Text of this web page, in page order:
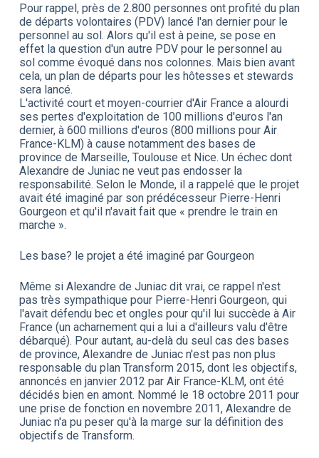
Pour rappel, près de 2.800 personnes ont profité du plan
de départs volontaires (PDV) lancé l'an dernier pour le
personnel au sol. Alors qu'il est à peine, se pose en
effet la question d'un autre PDV pour le personnel au
sol comme évoqué dans nos colonnes. Mais bien avant
cela, un plan de départs pour les hôtesses et stewards
sera lancé.
L'activité court et moyen-courrier d'Air France a alourdi
ses pertes d'exploitation de 100 millions d'euros l'an
dernier, à 600 millions d'euros (800 millions pour Air
France-KLM) à cause notamment des bases de
province de Marseille, Toulouse et Nice. Un échec dont
Alexandre de Juniac ne veut pas endosser la
responsabilité. Selon le Monde, il a rappelé que le projet
avait été imaginé par son prédécesseur Pierre-Henri
Gourgeon et qu'il n'avait fait que « prendre le train en
marche ».
Les base? le projet a été imaginé par Gourgeon
Même si Alexandre de Juniac dit vrai, ce rappel n'est
pas très sympathique pour Pierre-Henri Gourgeon, qui
l'avait défendu bec et ongles pour qu'il lui succède à Air
France (un acharnement qui a lui a d'ailleurs valu d'être
débarqué). Pour autant, au-delà du seul cas des bases
de province, Alexandre de Juniac n'est pas non plus
responsable du plan Transform 2015, dont les objectifs,
annoncés en janvier 2012 par Air France-KLM, ont été
décidés bien en amont. Nommé le 18 octobre 2011 pour
une prise de fonction en novembre 2011, Alexandre de
Juniac n'a pu peser qu'à la marge sur la définition des
objectifs de Transform.